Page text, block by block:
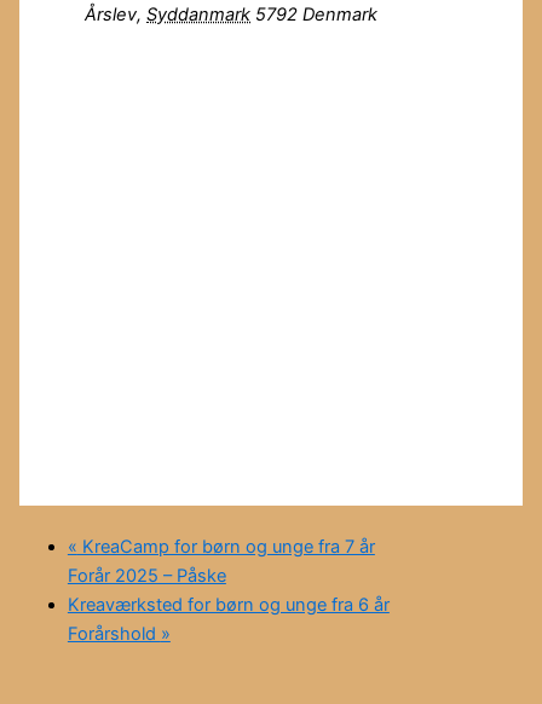
Årslev, Syddanmark 5792 Denmark
« KreaCamp for børn og unge fra 7 år
Forår 2025 – Påske
Kreaværksted for børn og unge fra 6 år
Forårshold »